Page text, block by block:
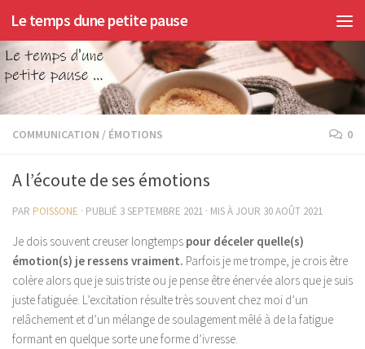
Skip to content
Le temps dune petite pause
COMMUNICATION / ÉMOTIONS 0
A l’écoute de ses émotions
PAR POISSONE · PUBLIÉ 3 SEPTEMBRE 2021 · MIS À JOUR 30 AOÛT 2021
Je dois souvent creuser longtemps pour déceler quelle(s)
émotion(s) je ressens vraiment. Parfois je me trompe, je crois être
colère alors que je suis triste ou je pense être énervée alors que je suis
juste fatiguée. L’excitation résulte très souvent chez moi d’un
relâchement et d’un mélange de soulagement mêlé à de la fatigue
formant en quelque sorte une forme d’ivresse.